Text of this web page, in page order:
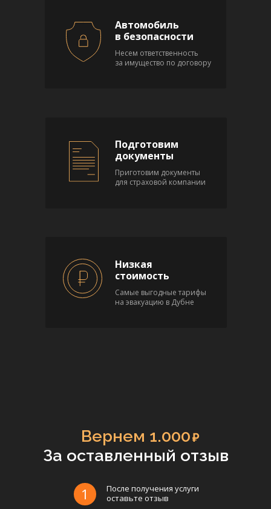
Автомобиль
в безопасности
Несем ответственность
за имущество по договору
Подготовим
документы
Низкая
стоимость
Самые выгодные тарифы
на эвакуацию в Дубне
Приготовим документы
для страховой компании
Вернем 1.000
За оставленный отзыв
₽
1
После получения услуги
оставьте отзыв